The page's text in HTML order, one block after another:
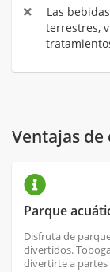
Las
terrestres,
Ventajas de
Parque
Disfruta de
divertidos.
divertirte a partes